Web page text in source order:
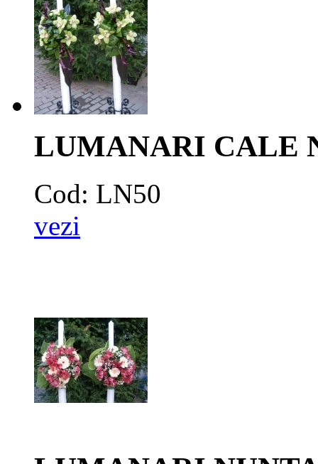
LUMANARI CALE
Cod: LN50
vezi